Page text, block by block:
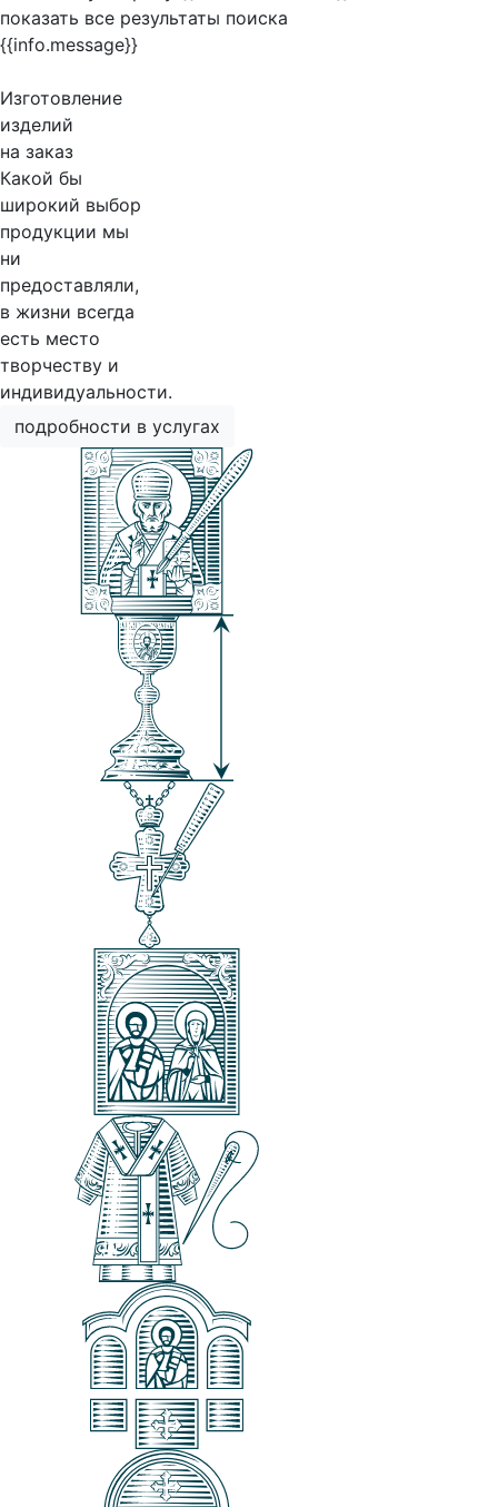
показать все результаты поиска
{{info.message}}
Изготовление
изделий
на заказ
Какой бы
широкий выбор
продукции мы
ни
предоставляли,
в жизни всегда
есть место
творчеству и
индивидуальности.
подробности в услугах